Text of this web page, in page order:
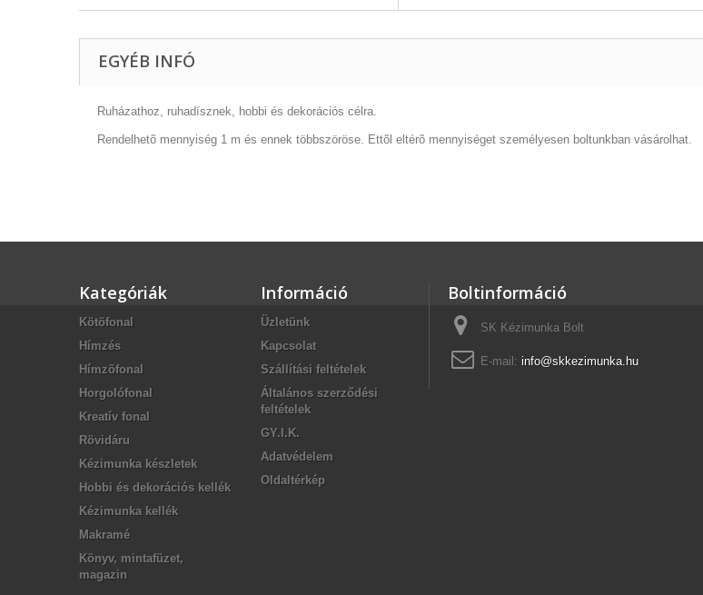
EGYÉB INFÓ
Ruházathoz, ruhadísznek, hobbi és dekorációs célra.
Rendelhetõ mennyiség 1 m és ennek többszöröse. Ettõl eltérõ mennyiséget személyesen boltunkban vásárolhat.
Kategóriák
Kötõfonal
Hímzés
Hímzõfonal
Horgolófonal
Kreatív fonal
Rövidáru
Kézimunka készletek
Hobbi és dekorációs kellék
Kézimunka kellék
Makramé
Könyv, mintafüzet,
magazin
Információ
Üzletünk
Kapcsolat
Szállítási feltételek
Általános szerződési
feltételek
GY.I.K.
Adatvédelem
Oldaltérkép
Boltinformáció
SK Kézimunka Bolt
E-mail: info@skkezimunka.hu